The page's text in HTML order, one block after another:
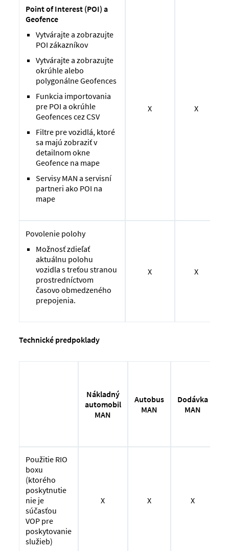
Point of Interest (POI) a
Geofence
Vytvárajte a zobrazujte
POI zákazníkov
Vytvárajte a zobrazujte
okrúhle alebo
polygonálne Geofences
Funkcia importovania
pre POI a okrúhle
Geofences cez CSV
Filtre pre vozidlá, ktoré
sa majú zobraziť v
detailnom okne
Geofence na mape
Servisy MAN a servisní
partneri ako POI na
mape
X X
Povolenie polohy
Možnosť zdieľať
aktuálnu polohu
vozidla s treťou stranou
prostredníctvom
časovo obmedzeného
prepojenia.
X X
Technické predpoklady
Nákladný
automobil
MAN
Autobus
MAN
Dodávka
MAN
Použitie RIO
boxu
(ktorého
poskytnutie
nie je
súčasťou
VOP pre
poskytovanie
služieb)
X X X